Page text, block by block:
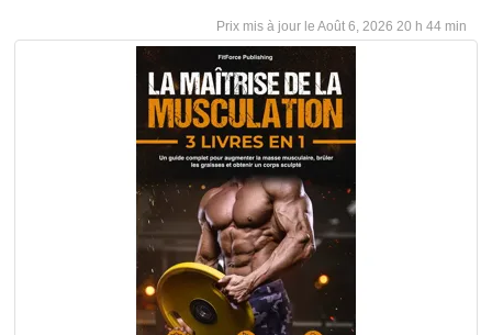
Août 6, 2026 20 h 44 min